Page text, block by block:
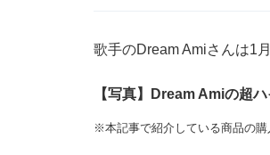
歌手のDream Amiさんは1
【写真】Dream Amiの超
※本記事で紹介している商品の購